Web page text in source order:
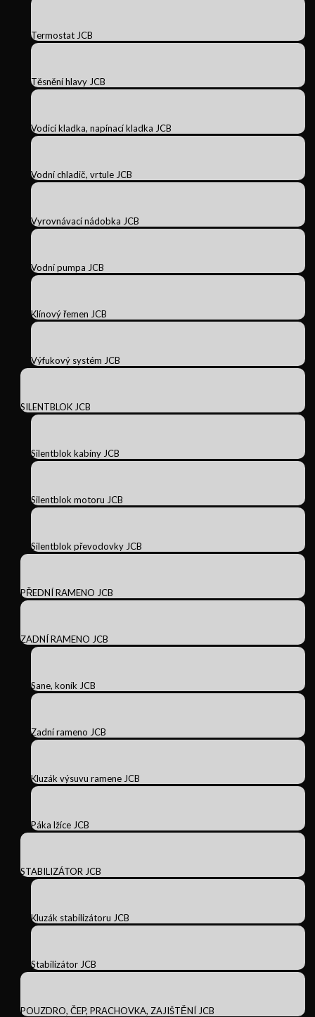
Termostat JCB
Těsnění hlavy JCB
Vodicí kladka, napínací kladka JCB
Vodní chladič, vrtule JCB
Vyrovnávací nádobka JCB
Vodní pumpa JCB
Klínový řemen JCB
Výfukový systém JCB
SILENTBLOK JCB
Silentblok kabíny JCB
Silentblok motoru JCB
Silentblok převodovky JCB
PŘEDNÍ RAMENO JCB
ZADNÍ RAMENO JCB
Sane, koník JCB
Zadní rameno JCB
Kluzák výsuvu ramene JCB
Páka lžíce JCB
STABILIZÁTOR JCB
Kluzák stabilizátoru JCB
Stabilizátor JCB
POUZDRO, ČEP, PRACHOVKA, ZAJIŠTĚNÍ JCB